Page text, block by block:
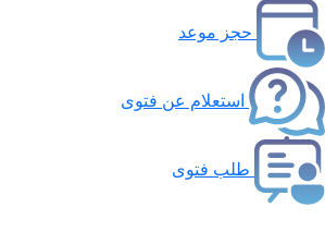
حجز موعد
استعلام عن فتوى
طلب فتوى